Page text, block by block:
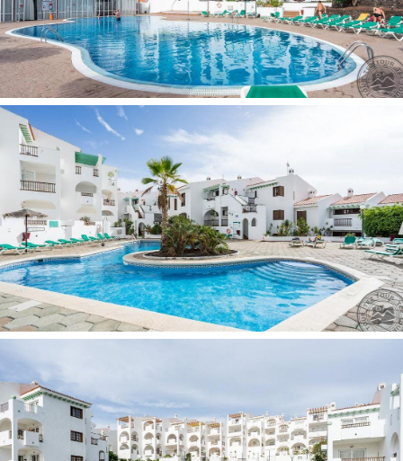
telefonas
grindys: plytelės
numerių tvarkymas: kasdien
plaukų džiovintuvas
balkonas/terasa
virtuvė
internetas: Wi-Fi registratūroje, už papildomą mokestį
televizorius
Viešbučio teritorijoje:
prie baseino: skėčiai, gultai -:nemokamai
barai: 1
skalbykla už papildomą mokestį
belaidis internetas:nemokamai
registratūra
automobilių nuoma
prie baseino: paplūdimio rankšluosčiai už papildomą
mokestį
restoranai: 1 (švediškas stalas)
baseinai: 1 (atviras)
Pramogos ir sportas:
mini golfas